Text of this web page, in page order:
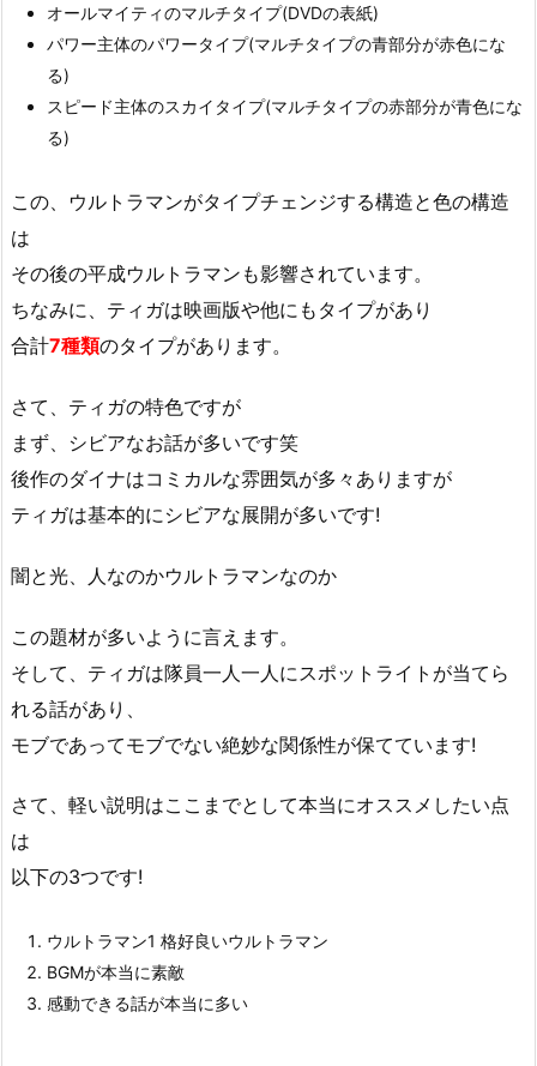
オールマイティのマルチタイプ(DVDの表紙)
パワー主体のパワータイプ(マルチタイプの青部分が赤色にな
る)
スピード主体のスカイタイプ(マルチタイプの赤部分が青色にな
る)
この、ウルトラマンがタイプチェンジする構造と色の構造
は
その後の平成ウルトラマンも影響されています。
ちなみに、ティガは映画版や他にもタイプがあり
合計7種類のタイプがあります。
さて、ティガの特色ですが
まず、シビアなお話が多いです笑
後作のダイナはコミカルな雰囲気が多々ありますが
ティガは基本的にシビアな展開が多いです!
闇と光、人なのかウルトラマンなのか
この題材が多いように言えます。
そして、ティガは隊員一人一人にスポットライトが当てら
れる話があり、
モブであってモブでない絶妙な関係性が保てています!
さて、軽い説明はここまでとして本当にオススメしたい点
は
以下の3つです!
ウルトラマン1 格好良いウルトラマン
BGMが本当に素敵
感動できる話が本当に多い